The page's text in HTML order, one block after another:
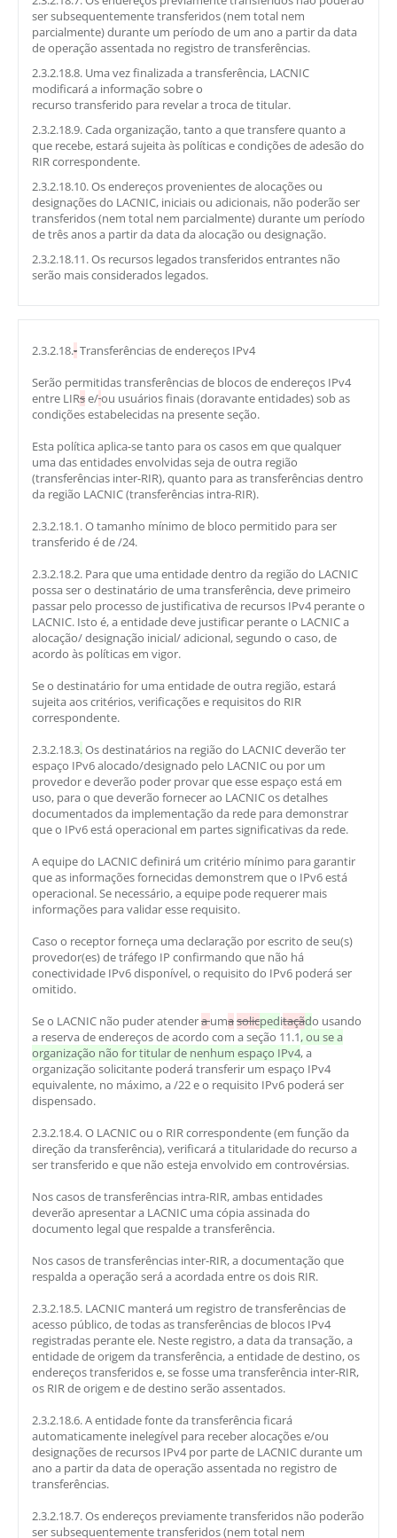
ser subsequentemente transferidos (nem total nem
parcialmente) durante um período de um ano a partir da data
de operação assentada no registro de transferências.
2.3.2.18.8. Uma vez finalizada a transferência, LACNIC
modificará a informação sobre o
recurso transferido para revelar a troca de titular.
2.3.2.18.9. Cada organização, tanto a que transfere quanto a
que recebe, estará sujeita às políticas e condições de adesão do
RIR correspondente.
2.3.2.18.10. Os endereços provenientes de alocações ou
designações do LACNIC, iniciais ou adicionais, não poderão ser
transferidos (nem total nem parcialmente) durante um período
de três anos a partir da data da alocação ou designação.
2.3.2.18.11. Os recursos legados transferidos entrantes não
serão mais considerados legados.
2.3.2.18.-Transferências de endereços IPv4
Serão permitidas transferências de blocos de endereços IPv4
entre LIRse/ou usuários finais (doravante entidades) sob as
condições estabelecidas na presente seção.
Esta política aplica-se tanto para os casos em que qualquer
uma das entidades envolvidas seja de outra região
(transferências inter-RIR), quanto para as transferências dentro
da região LACNIC (transferências intra-RIR).
2.3.2.18.1. O tamanho mínimo de bloco permitido para ser
transferido é de /24.
2.3.2.18.2. Para que uma entidade dentro da região do LACNIC
possa ser o destinatário de uma transferência, deve primeiro
passar pelo processo de justificativa de recursos IPv4 perante o
LACNIC. Isto é, a entidade deve justificar perante o LACNIC a
alocação/ designação inicial/ adicional, segundo o caso, de
acordo às políticas em vigor.
Se o destinatário for uma entidade de outra região, estará
sujeita aos critérios, verificações e requisitos do RIR
correspondente.
2.3.2.18.3.Os destinatários na região do LACNIC deverão ter
espaço IPv6 alocado/designado pelo LACNIC ou por um
provedor e deverão poder provar que esse espaço está em
uso, para o que deverão fornecer ao LACNIC os detalhes
documentados da implementação da rede para demonstrar
que o IPv6 está operacional em partes significativas da rede.
A equipe do LACNIC definirá um critério mínimo para garantir
que as informações fornecidas demonstrem que o IPv6 está
operacional. Se necessário, a equipe pode requerer mais
informações para validar esse requisito.
Caso o receptor forneça uma declaração por escrito de seu(s)
provedor(es) de tráfego IP confirmando que não há
conectividade IPv6 disponível, o requisito do IPv6 poderá ser
omitido.
Se o LACNIC não puder atenderaumasolicpeditaçãdo usando
a reserva de endereços de acordo com a seção 11.1, ou se a
organização não for titular de nenhum espaço IPv4, a
organização solicitante poderá transferir um espaço IPv4
equivalente, no máximo, a /22 e o requisito IPv6 poderá ser
dispensado.
2.3.2.18.4. O LACNIC ou o RIR correspondente (em função da
direção da transferência), verificará a titularidade do recurso a
ser transferido e que não esteja envolvido em controvérsias.
Nos casos de transferências intra-RIR, ambas entidades
deverão apresentar a LACNIC uma cópia assinada do
documento legal que respalde a transferência.
Nos casos de transferências inter-RIR, a documentação que
respalda a operação será a acordada entre os dois RIR.
2.3.2.18.5. LACNIC manterá um registro de transferências de
acesso público, de todas as transferências de blocos IPv4
registradas perante ele. Neste registro, a data da transação, a
entidade de origem da transferência, a entidade de destino, os
endereços transferidos e, se fosse uma transferência inter-RIR,
os RIR de origem e de destino serão assentados.
2.3.2.18.6. A entidade fonte da transferência ficará
automaticamente inelegível para receber alocações e/ou
designações de recursos IPv4 por parte de LACNIC durante um
ano a partir da data de operação assentada no registro de
transferências.
2.3.2.18.7. Os endereços previamente transferidos não poderão
ser subsequentemente transferidos (nem total nem